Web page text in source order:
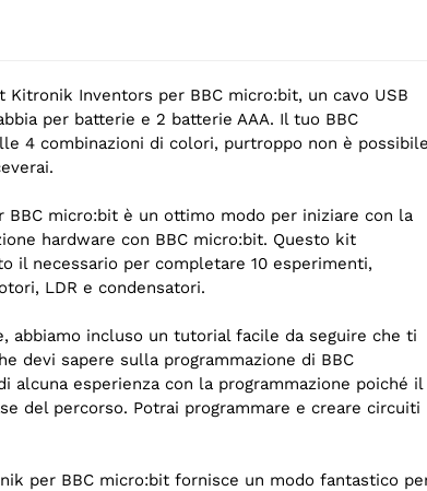
Kitronik Inventors per BBC micro:bit, un cavo USB
per batterie e 2 batterie AAA. Il tuo BBC
4 combinazioni di colori, purtroppo non è
micro:bit è un ottimo modo per iniziare con la
hardware con BBC micro:bit. Questo kit
il necessario per completare 10 esperimenti,
LDR e condensatori.
abbiamo incluso un tutorial facile da seguire che ti
devi sapere sulla programmazione di BBC
alcuna esperienza con la programmazione poiché il
del percorso. Potrai programmare e creare circuiti
per BBC micro:bit fornisce un modo fantastico